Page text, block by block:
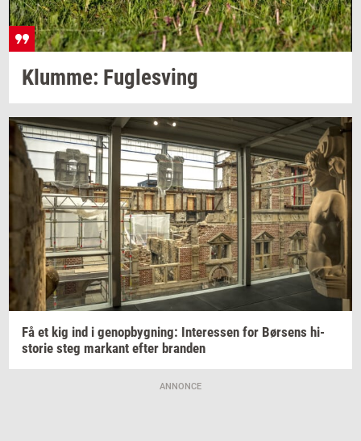
Klum­me: Fug­lesving
Få et kig ind i genop­byg­ning: In­ter­es­sen for Bør­sens hi­
sto­rie steg mar­kant efter bran­den
ANNONCE